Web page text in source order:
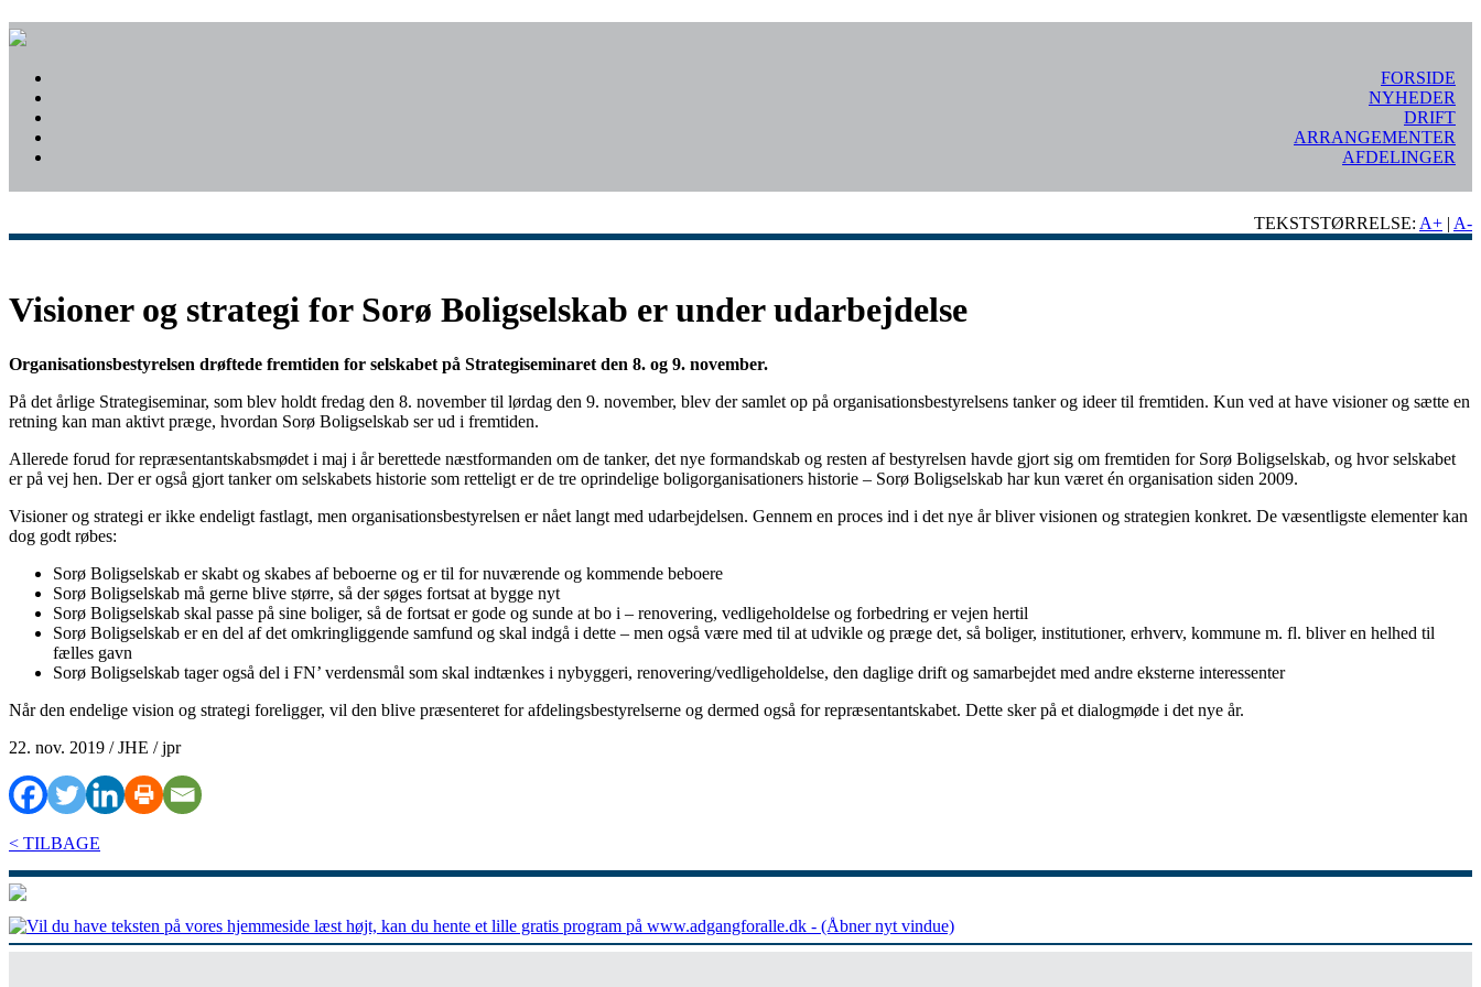
FORSIDE
NYHEDER
DRIFT
ARRANGEMENTER
AFDELINGER
TEKSTSTØRRELSE: A+ | A-
Visioner og strategi for Sorø Boligselskab er under udarbejdelse
Organisationsbestyrelsen drøftede fremtiden for selskabet på Strategiseminaret den 8. og 9. november.
På det årlige Strategiseminar, som blev holdt fredag den 8. november til lørdag den 9. november, blev der samlet op på organisationsbestyrelsens tanker og ideer til fremtiden. Kun ved at have visioner og sætte en
retning kan man aktivt præge, hvordan Sorø Boligselskab ser ud i fremtiden.
Allerede forud for repræsentantskabsmødet i maj i år berettede næstformanden om de tanker, det nye formandskab og resten af bestyrelsen havde gjort sig om fremtiden for Sorø Boligselskab, og hvor selskabet
er på vej hen. Der er også gjort tanker om selskabets historie som retteligt er de tre oprindelige boligorganisationers historie – Sorø Boligselskab har kun været én organisation siden 2009.
Visioner og strategi er ikke endeligt fastlagt, men organisationsbestyrelsen er nået langt med udarbejdelsen. Gennem en proces ind i det nye år bliver visionen og strategien konkret. De væsentligste elementer kan
dog godt røbes:
Sorø Boligselskab er skabt og skabes af beboerne og er til for nuværende og kommende beboere
Sorø Boligselskab må gerne blive større, så der søges fortsat at bygge nyt
Sorø Boligselskab skal passe på sine boliger, så de fortsat er gode og sunde at bo i – renovering, vedligeholdelse og forbedring er vejen hertil
Sorø Boligselskab er en del af det omkringliggende samfund og skal indgå i dette – men også være med til at udvikle og præge det, så boliger, institutioner, erhverv, kommune m. fl. bliver en helhed til
fælles gavn
Sorø Boligselskab tager også del i FN’ verdensmål som skal indtænkes i nybyggeri, renovering/vedligeholdelse, den daglige drift og samarbejdet med andre eksterne interessenter
Når den endelige vision og strategi foreligger, vil den blive præsenteret for afdelingsbestyrelserne og dermed også for repræsentantskabet. Dette sker på et dialogmøde i det nye år.
22. nov. 2019 / JHE / jpr
< TILBAGE